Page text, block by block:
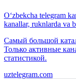
O‘zbekcha telegram
kanallar, ruknlarda va
Самый большой
Только активные
статистикой.
uztelegram.com